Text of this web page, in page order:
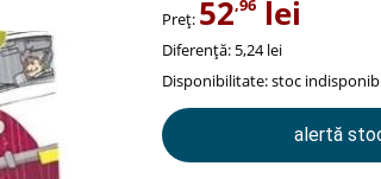
Preț: 52,96 lei
Diferență: 5,24 lei
Disponibilitate:stoc
alertă